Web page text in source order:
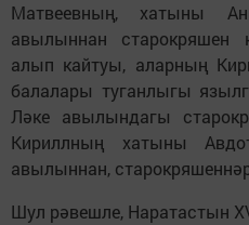
Матвеевның, хатыны
авылыннан
алып кайтуы, аларның
балалары туганлыгы
Ләке авылындагы
Кириллның хатыны
авылыннан,
Шул рәвешле, Наратастын